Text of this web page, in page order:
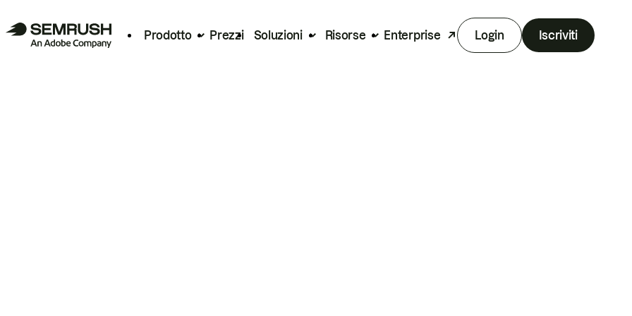
Prodotto Prezzi Soluzioni Risorse Enterprise Login Iscriviti